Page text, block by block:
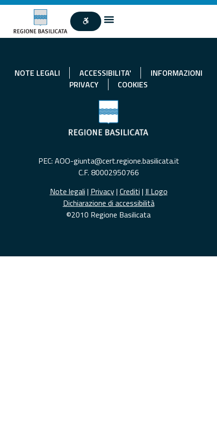
NOTE LEGALI ACCESSIBILITA'
INFORMAZIONI
PRIVACY
COOKIES
PEC: AOO-giunta@cert.regione.basilicata.it
C.F. 80002950766
Note legali | Privacy| Crediti | Il Logo
Dichiarazione di accessibilità
©2010 Regione Basilicata